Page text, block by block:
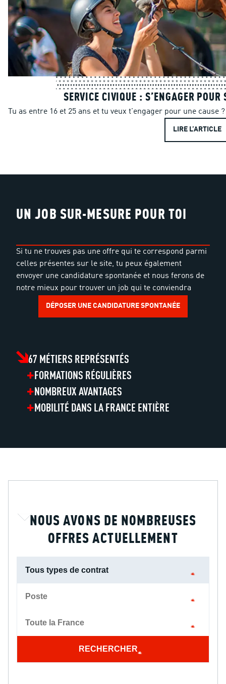
SERVICE CIVIQUE : S’ENGAGER POUR
Tu as entre 16 et 25 ans et tu veux t'engager pour une cause
LIRE L’ARTICLE
UN JOB SUR-MESURE POUR TOI
Si tu ne trouves pas une offre qui te correspond parmi
celles présentes sur le site, tu peux également
envoyer une candidature spontanée et nous ferons de
notre mieux pour trouver un job qui te conviendra
DÉPOSER UNE CANDIDATURE SPONTANÉE
67 MÉTIERS REPRÉSENTÉS
FORMATIONS RÉGULIÈRES
NOMBREUX AVANTAGES
MOBILITÉ DANS LA FRANCE ENTIÈRE
NOUS AVONS DE NOMBREUSES
OFFRES ACTUELLEMENT
Tous types de contrat
Poste
Toute la France
RECHERCHER